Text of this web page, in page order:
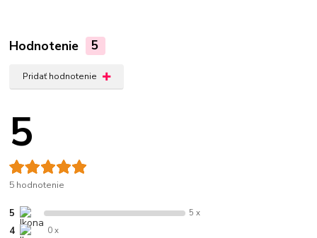
Hodnotenie 5
Pridať hodnotenie
5
5 hodnotenie
5 5 x
4 0 x